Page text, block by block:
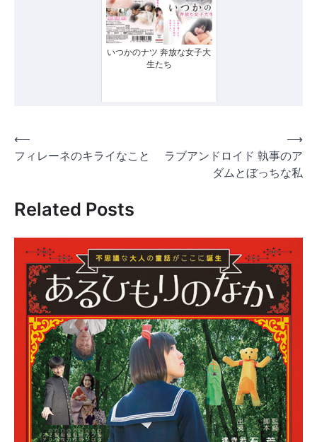
いつかのナツ 奔放な女子大
生たち
投
稿
ビ
ー
シ
ョ
ン
⟵
フィレーネのキライなこと
ラブアンドロイド 執事のア
ダムとぼっちな私
⟶
Related Posts